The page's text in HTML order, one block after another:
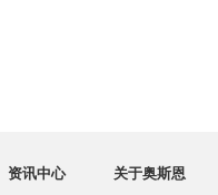
资讯中心 关于奥斯恩